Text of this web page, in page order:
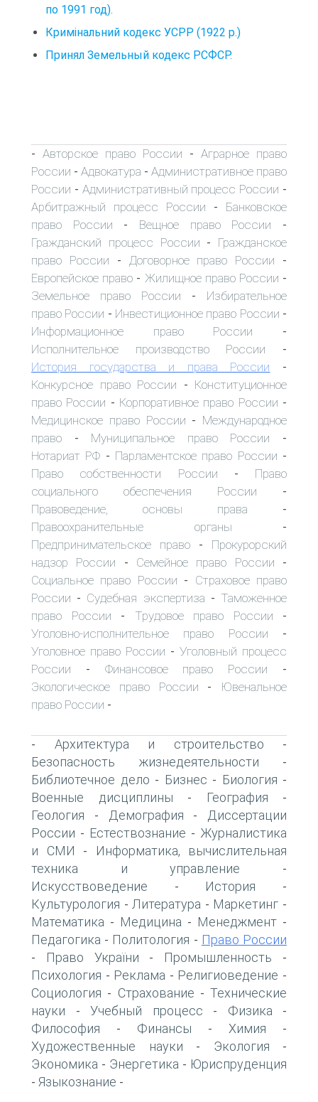
по 1991 год).
Кримінальний кодекс УСРР (1922 p.)
Принял Земельный кодекс РСФСР.
- Авторское право России - Аграрное право
России - Адвокатура - Административное право
России - Административный процесс России -
Арбитражный процесс России - Банковское
право России - Вещное право России -
Гражданский процесс России - Гражданское
право России - Договорное право России -
Европейское право - Жилищное право России -
Земельное право России - Избирательное
право России - Инвестиционное право России -
Информационное право России -
Исполнительное производство России -
История государства и права России -
Конкурсное право России - Конституционное
право России - Корпоративное право России -
Медицинское право России - Международное
право - Муниципальное право России -
Нотариат РФ - Парламентское право России -
Право собственности России - Право
социального обеспечения России -
Правоведение, основы права -
Правоохранительные органы -
Предпринимательское право - Прокурорский
надзор России - Семейное право России -
Социальное право России - Страховое право
России - Судебная экспертиза - Таможенное
право России - Трудовое право России -
Уголовно-исполнительное право России -
Уголовное право России - Уголовный процесс
России - Финансовое право России -
Экологическое право России -
Ювенальное
право России -
- Архитектура и строительство -
Безопасность жизнедеятельности -
Библиотечное дело - Бизнес - Биология -
Военные дисциплины - География -
Геология - Демография -
Диссертации
России - Естествознание - Журналистика
и СМИ -
Информатика, вычислительная
техника и управление -
Искусствоведение - История -
Культурология - Литература - Маркетинг -
Математика - Медицина - Менеджмент -
Педагогика - Политология - Право России
- Право України - Промышленность -
Психология - Реклама - Религиоведение -
Социология - Страхование - Технические
науки - Учебный процесс - Физика -
Философия - Финансы - Химия -
Художественные науки - Экология -
Экономика - Энергетика - Юриспруденция
- Языкознание -